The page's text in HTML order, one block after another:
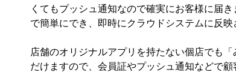
くてもプッシュ通知なので確実にお客様に届
で簡単にでき、即時にクラウドシステムに反映
店舗のオリジナルアプリを持たない個店でも
だけますので、会員証やプッシュ通知などで